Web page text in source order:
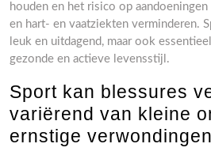
houden en het risico op
en hart- en vaatziekten verminderen.
leuk en uitdagend, maar ook
gezonde en actieve levensstijl.
Sport kan blessures
variërend van kleine
ernstige